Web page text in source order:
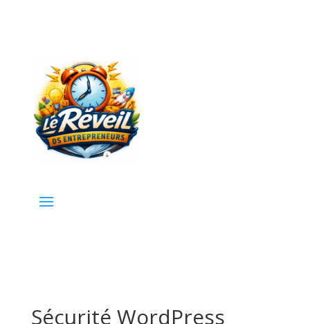
Sécurité WordPress